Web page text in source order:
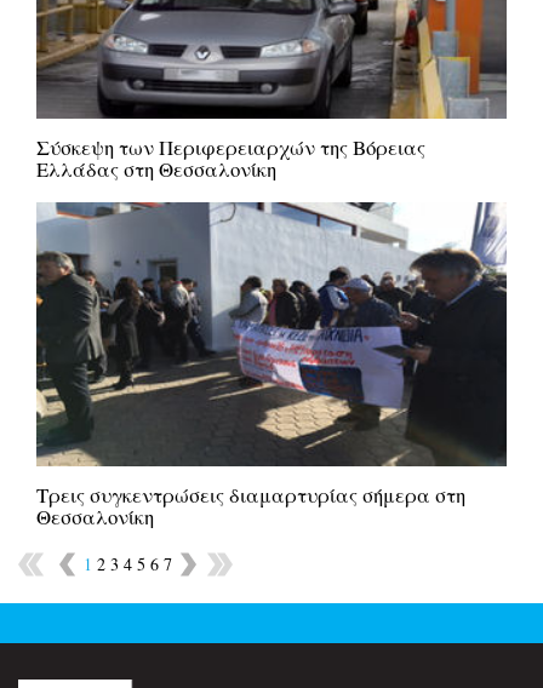
Σύσκεψη των Περιφερειαρχών της Βόρειας
Ελλάδας στη Θεσσαλονίκη
Τρεις συγκεντρώσεις διαμαρτυρίας σήμερα στη
Θεσσαλονίκη
1 2 3 4 5 6 7